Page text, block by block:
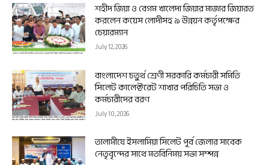
শহীদ জিয়া ও বেগম খালেদা জিয়ার মাজার জিয়ারত
করলেন কয়েস লোদীসহ ৯ উন্নয়ন কর্তৃপক্ষের
চেয়ারম্যান
July 12, 2026
বাংলাদেশ চতুর্থ শ্রেণী সরকারি কর্মচারী সমিতি
সিলেট কালেক্টরেট শাখার পরিচিতি সভা ও
কর্মচারীদের বরণ
July 10, 2026
তালামীযে ইসলামিয়া সিলেট পূর্ব জেলার সাবেক
নেতৃবৃন্দের সাথে মতবিনিময় সভা সম্পন্ন